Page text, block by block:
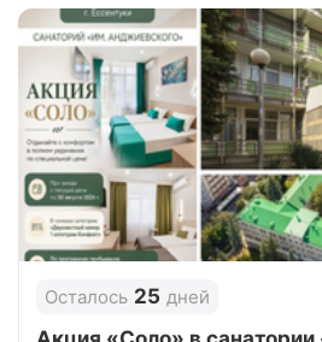
Цена в сутки от6 500руб.
Рейтинг 5.0
Отзывы 3 отзывов
Отель «Алеан Фэмили
Цена в сутки от4 900руб.
Отзывы
Осталось 25 дней